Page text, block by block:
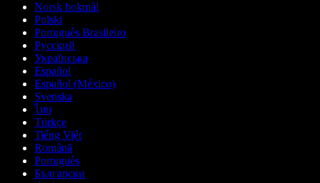
Norsk bokmål
Polski
Português Brasileiro
Русский
Українська
Español
Español (México)
Svenska
ไทย
Türkçe
Tiếng Việt
Română
Português
Български